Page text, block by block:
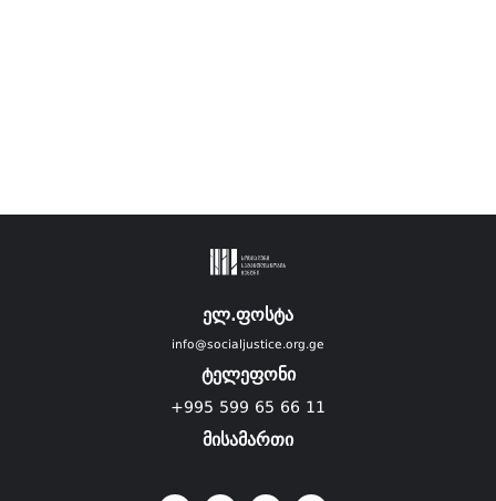
ელ.ფოსტა
info@socialjustice.org.ge
ტელეფონი
+995 599 65 66 11
მისამართი